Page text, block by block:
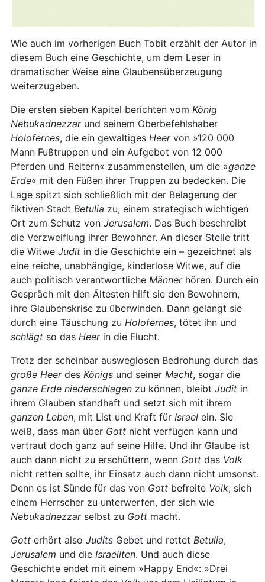
Wie auch im vorherigen Buch Tobit erzählt der Autor in
diesem Buch eine Geschichte, um dem Leser in
dramatischer Weise eine Glaubensüberzeugung
weiterzugeben.
Die ersten sieben Kapitel berichten vom König
Nebukadnezzarund seinem Oberbefehlshaber
Holofernes, die ein gewaltiges Heervon »120 000
Mann Fußtruppen und ein Aufgebot von 12 000
Pferden und Reitern« zusammenstellen, um die »ganze
Erde« mit den Füßen ihrer Truppen zu bedecken. Die
Lage spitzt sich schließlich mit der Belagerung der
fiktiven Stadt Betulia zu, einem strategisch wichtigen
Ort zum Schutz von Jerusalem. Das Buch beschreibt
die Verzweiflung ihrer Bewohner. An dieser Stelle tritt
die Witwe Judit in die Geschichte ein – gezeichnet als
eine reiche, unabhängige, kinderlose Witwe, auf die
auch politisch verantwortliche Männerhören. Durch ein
Gespräch mit den Ältesten hilft sie den Bewohnern,
ihre Glaubenskrise zu überwinden. Dann gelangt sie
durch eine Täuschung zu Holofernes, tötet ihn und
schlägt so das Heerin die Flucht.
Trotz der scheinbar ausweglosen Bedrohung durch das
große Heerdes Königs und seiner Macht, sogar die
ganze Erde niederschlagen zu können, bleibt Judit in
ihrem Glauben standhaft und setzt sich mit ihrem
ganzen Leben, mit List und Kraft für Israel ein. Sie
weiß, dass man über Gott nicht verfügen kann und
vertraut doch ganz auf seine Hilfe. Und ihr Glaube ist
auch dann nicht zu erschüttern, wenn Gott das Volk
nicht retten sollte, ihr Einsatz auch dann nicht umsonst.
Denn es ist Sünde für das von Gott befreite Volk, sich
einem Herrscher zu unterwerfen, der sich wie
Nebukadnezzarselbst zu Gott macht.
Gott erhört also Judits Gebet und rettet Betulia,
Jerusalem und die Israeliten. Und auch diese
Geschichte endet mit einem »Happy End«: »Drei